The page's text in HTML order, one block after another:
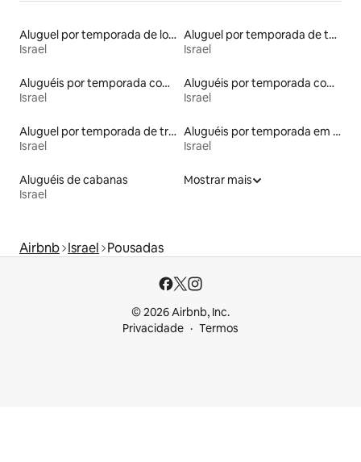
Aluguel por temporada de lofts
Israel
Aluguel por temporada de tendas
Israel
Aluguéis por temporada com banheiro para PCD
Israel
Aluguéis por temporada com acesso à praia
Israel
Aluguel por temporada de trailers
Israel
Aluguéis por temporada em acampamentos
Israel
Aluguéis de cabanas
Israel
Mostrar mais
Airbnb Israel Pousadas
© 2026 Airbnb, Inc.
Privacidade
Termos